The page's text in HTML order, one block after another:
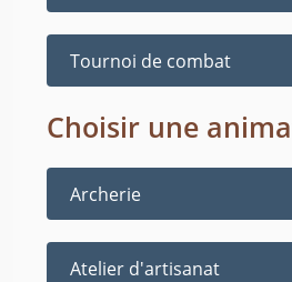
Tournoi de combat
Choisir une
Archerie
Atelier d'artisanat